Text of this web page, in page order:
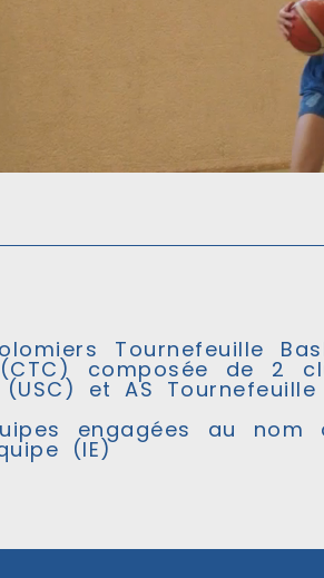
Tournefeuille
composée de 2
(USC) et AS Tournefeuille
engagées au
(IE)